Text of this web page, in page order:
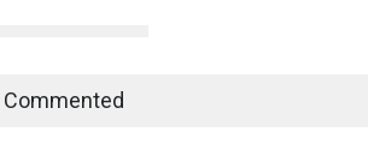
Commented